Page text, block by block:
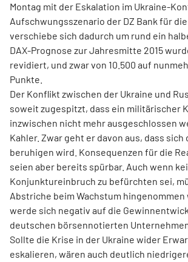
Montag mit der Eskalation im Ukraine-
Aufschwungsszenario der DZ Bank für
verschiebe sich dadurch um rund ein
DAX-Prognose zur Jahresmitte 2015
revidiert, und zwar von 10.500 auf
Punkte.
Der Konflikt zwischen der Ukraine und
soweit zugespitzt, dass ein militärischer
inzwischen nicht mehr ausgeschlossen
Kahler. Zwar geht er davon aus, dass
beruhigen wird. Konsequenzen für die
seien aber bereits spürbar. Auch wenn
Konjunktureinbruch zu befürchten sei,
Abstriche beim Wachstum hingenommen
werde sich negativ auf die
deutschen börsennotierten
Sollte die Krise in der Ukraine wider
eskalieren, wären auch deutlich